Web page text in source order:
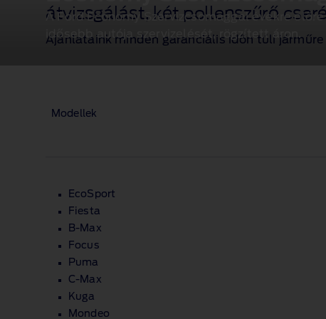
A Ford Economy Szervizcsomaggal évekre
idősebb autója szervizelését, rögzített áron.
átvizsgálást, két pollenszűrő
Ajánlataink minden garanciális időn túli
Modellek
EcoSport
Fiesta
B‑Max
Focus
Puma
C‑Max
Kuga
Mondeo